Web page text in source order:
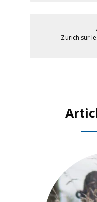
Zurich sur